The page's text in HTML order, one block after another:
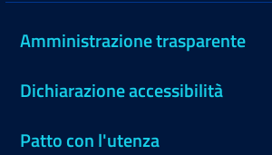
Amministrazione trasparente
Dichiarazione accessibilità
Patto con l'utenza